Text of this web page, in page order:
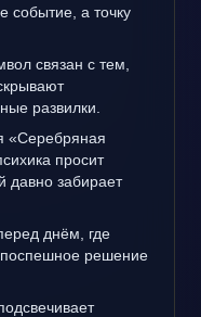
событие, а точку
связан с тем,
развилки.
«Серебряная
просит
давно забирает
днём, где
поспешное решение